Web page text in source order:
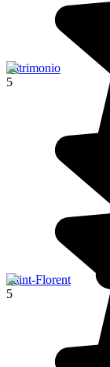
Patrimonio
5
Saint-Florent
5